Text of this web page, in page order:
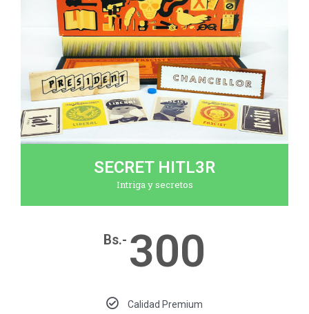
SECRET HITL3R
Intriga y secretos
Bs.- 300
Calidad Premium